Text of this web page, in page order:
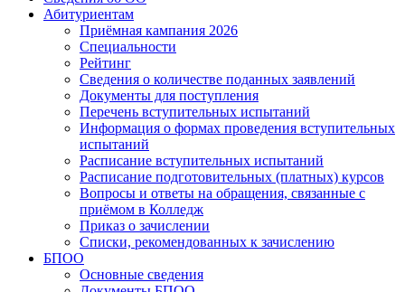
Абитуриентам
Приёмная кампания 2026
Специальности
Рейтинг
Сведения о количестве поданных заявлений
Документы для поступления
Перечень вступительных испытаний
Информация о формах проведения вступительных
испытаний
Расписание вступительных испытаний
Расписание подготовительных (платных) курсов
Вопросы и ответы на обращения, связанные с
приёмом в Колледж
Приказ о зачислении
Списки, рекомендованных к зачислению
БПОО
Основные сведения